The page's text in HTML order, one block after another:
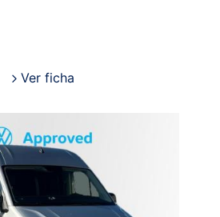
Ver ficha